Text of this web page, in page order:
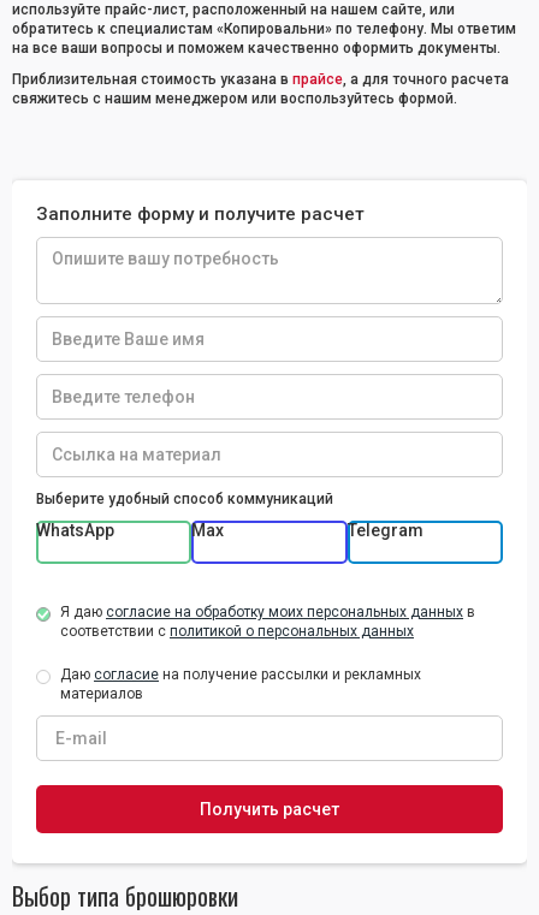
используйте прайс-лист, расположенный на нашем сайте, или
обратитесь к специалистам «Копировальни» по телефону. Мы ответим
на все ваши вопросы и поможем качественно оформить документы.
Приблизительная стоимость указана в прайсе, а для точного расчета
свяжитесь с нашим менеджером или воспользуйтесь формой.
Заполните форму и получите расчет
Выберите удобный способ коммуникаций
WhatsApp Max Telegram
Я даю согласие на обработку моих персональных данных в
соответствии с политикой о персональных данных
Даю согласие на получение рассылки и рекламных
материалов
Выбор типа брошюровки